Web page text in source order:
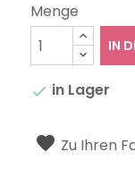
Menge
IN
 in Lager
Zu Ihren